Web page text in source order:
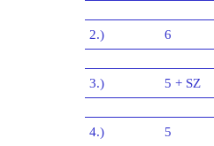
2.) 6
3.) 5 + SZ
4.) 5